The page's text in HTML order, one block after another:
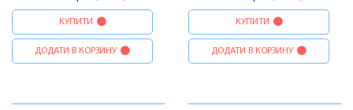
КУПИТИ
ДОДАТИ В КОРЗИНУ
КУПИТИ
ДОДАТИ В КОРЗИНУ